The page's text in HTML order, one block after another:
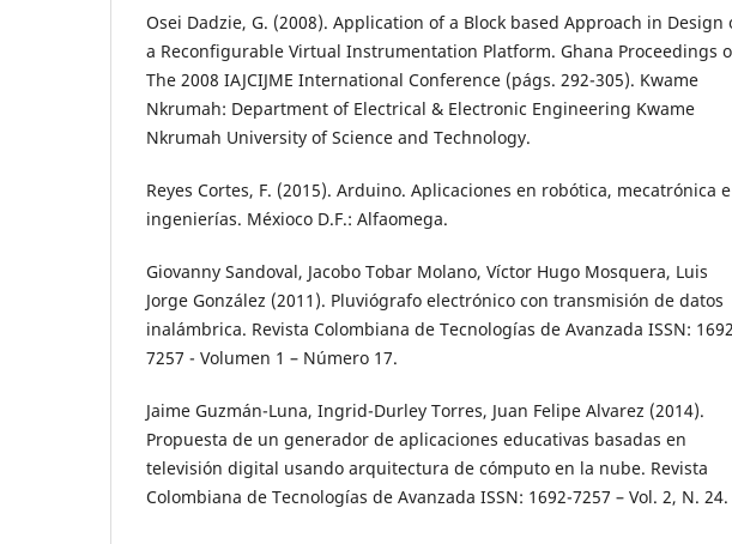
Osei Dadzie, G. (2008). Application of a Block based Approach in Design
a Reconfigurable Virtual Instrumentation Platform. Ghana Proceedings
The 2008 IAJCIJME International Conference (págs. 292-305). Kwame
Nkrumah: Department of Electrical & Electronic Engineering Kwame
Nkrumah University of Science and Technology.
Reyes Cortes, F. (2015). Arduino. Aplicaciones en robótica, mecatrónica e
ingenierías. Méxioco D.F.: Alfaomega.
Giovanny Sandoval, Jacobo Tobar Molano, Víctor Hugo Mosquera, Luis
Jorge González (2011). Pluviógrafo electrónico con transmisión de datos
inalámbrica. Revista Colombiana de Tecnologías de Avanzada ISSN:
7257 - Volumen 1 – Número 17.
Jaime Guzmán-Luna, Ingrid-Durley Torres, Juan Felipe Alvarez (2014).
Propuesta de un generador de aplicaciones educativas basadas en
televisión digital usando arquitectura de cómputo en la nube. Revista
Colombiana de Tecnologías de Avanzada ISSN: 1692-7257 – Vol. 2, N. 24.